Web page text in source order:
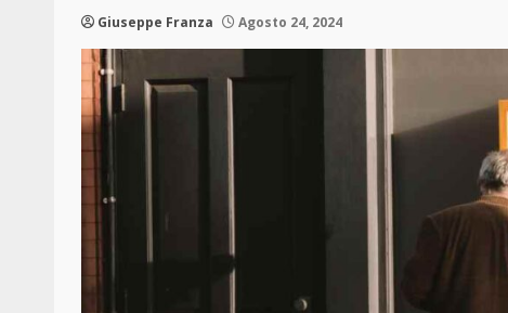
Giuseppe Franza Agosto 24, 2024